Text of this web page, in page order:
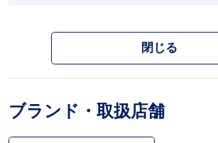
閉じる
ブランド・取扱店舗